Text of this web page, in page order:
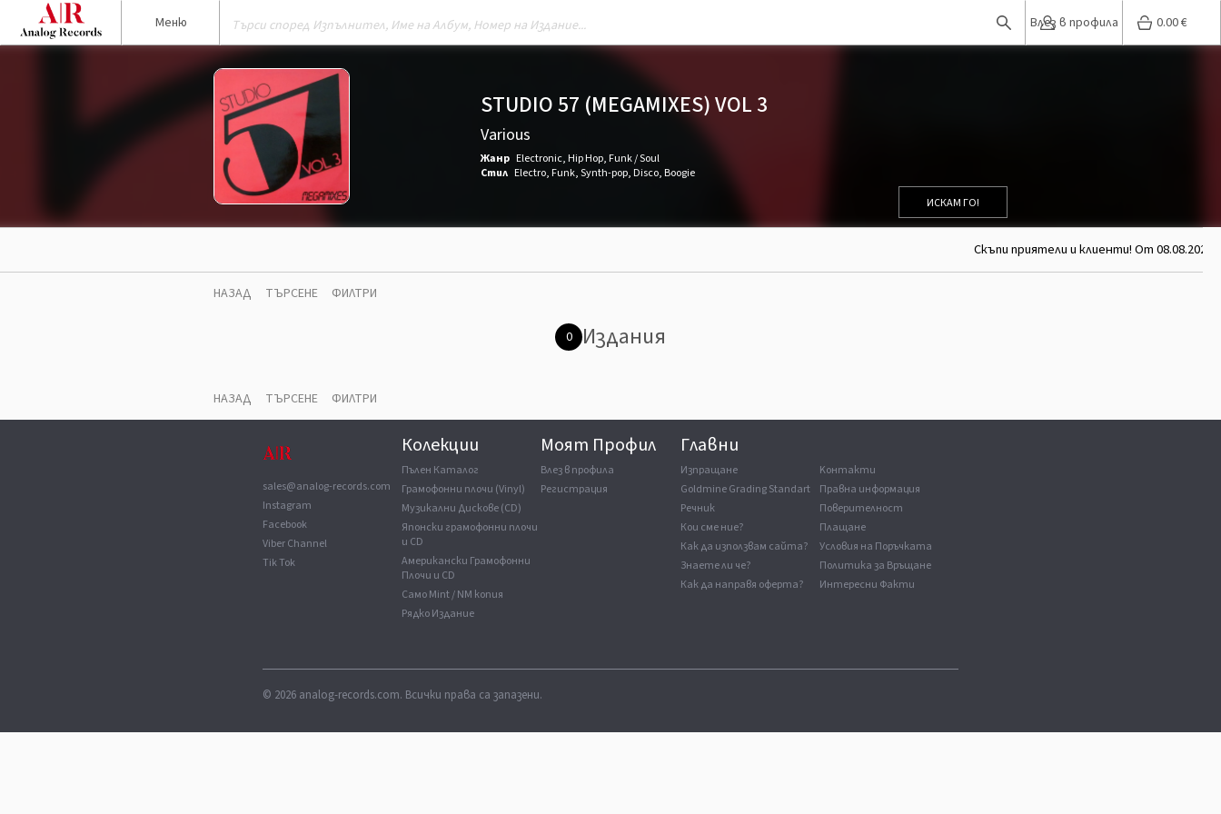
Меню Влез в профила 0.00€
STUDIO 57 (MEGAMIXES) VOL 3
Various
Жанр Electronic, Hip Hop, Funk / Soul
Стил Electro, Funk,Synth-pop, Disco, Boogie
ИСКАМ ГО!
Скъпи приятели и клиенти! От
НАЗАД ТЪРСЕНЕ ФИЛТРИ
0 Издания
НАЗАД ТЪРСЕНЕ ФИЛТРИ
sales@analog-records.com
Instagram
Facebook
Viber Channel
Tik Tok
Колекции
Пълен Каталог
Грамофонни плочи (Vinyl)
Музикални Дискове (CD)
Японски грамофонни плочи
и CD
Американски Грамофонни
Плочи и CD
Само Mint / NM копия
Рядко Издание
Моят Профил
Влез в профила
Регистрация
Главни
Изпращане
Goldmine Grading Standart
Речник
Кои сме ние?
Как да използвам сайта?
Знаете ли че?
Как да направя оферта?
Kонтакти
Правна информация
Поверителност
Плащане
Условия на Поръчката
Политика за Връщане
Интересни Факти
© 2026analog-records.com. Всички права са запазени.